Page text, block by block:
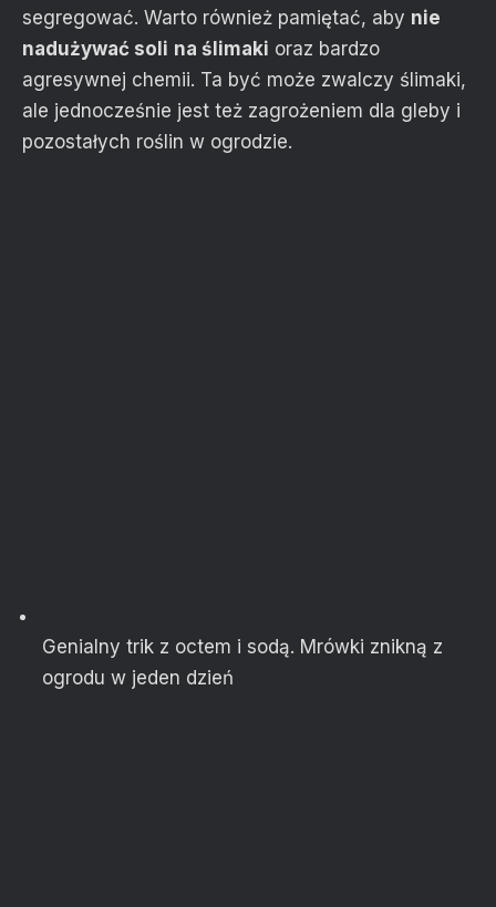
segregować. Warto również pamiętać, aby nie
nadużywać soli na ślimaki oraz bardzo
agresywnej chemii. Ta być może zwalczy ślimaki,
ale jednocześnie jest też zagrożeniem dla gleby i
pozostałych roślin w ogrodzie.
Genialny trik z octem i sodą. Mrówki znikną z
ogrodu w jeden dzień